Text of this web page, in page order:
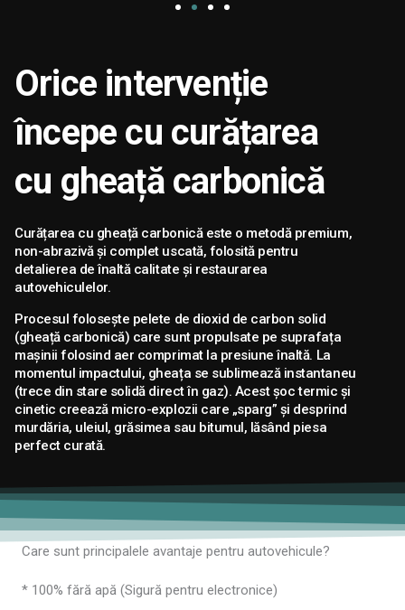
Orice intervenție
începe cu curățarea
cu gheață carbonică
Curățarea cu gheață carbonică este o metodă premium,
non-abrazivă și complet uscată, folosită pentru
detalierea de înaltă calitate și restaurarea
autovehiculelor.
Procesul folosește pelete de dioxid de carbon solid
(gheață carbonică) care sunt propulsate pe suprafața
mașinii folosind aer comprimat la presiune înaltă. La
momentul impactului, gheața se sublimează instantaneu
(trece din stare solidă direct în gaz). Acest șoc termic și
cinetic creează micro-explozii care „sparg” și desprind
murdăria, uleiul, grăsimea sau bitumul, lăsând piesa
perfect curată.
Care sunt principalele avantaje pentru autovehicule?
* 100% fără apă (Sigură pentru electronice)